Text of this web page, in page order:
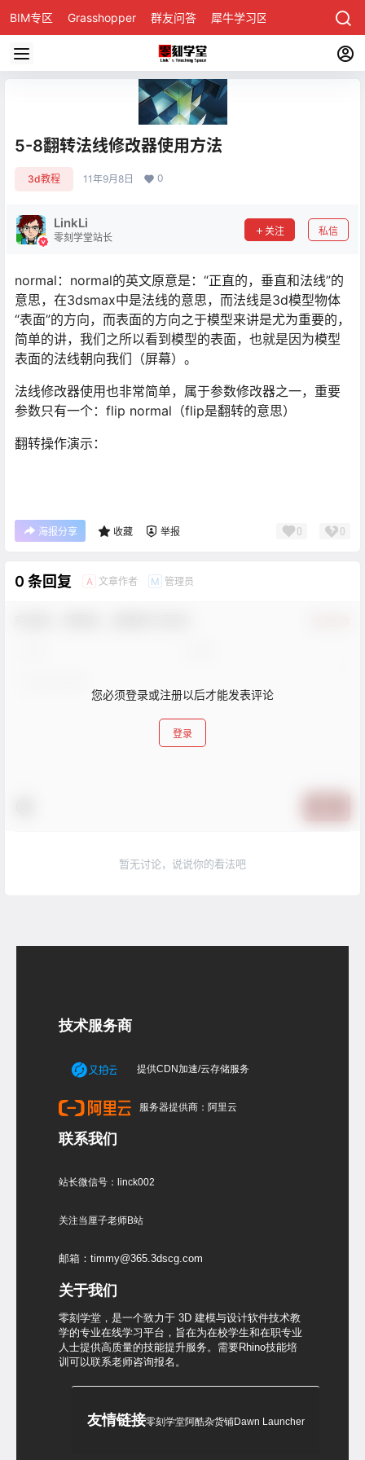
BIM专区 Grasshopper 群友问答 犀牛学习区
5-8翻转法线修改器使用方法
3d教程 11年9月8日 0
LinkLi
零刻学堂站长
关注 私信
normal：normal的英文原意是：“正直的，垂直和法线”的
意思，在3dsmax中是法线的意思，而法线是3d模型物体
“表面”的方向，而表面的方向之于模型来讲是尤为重要的，
简单的讲，我们之所以看到模型的表面，也就是因为模型
表面的法线朝向我们（屏幕）。
法线修改器使用也非常简单，属于参数修改器之一，重要
参数只有一个：flip normal（flip是翻转的意思）
翻转操作演示：
海报分享 收藏 举报 0 0
0 条回复 A 文章作者 M 管理员
您必须登录或注册以后才能发表评论
登录
暂无讨论，说说你的看法吧
技术服务商
提供CDN加速/云存储服务
服务器提供商：阿里云
联系我们
站长微信号：linck002
关注当厘子老师B站
邮箱：timmy@365.3dscg.com
关于我们
零刻学堂，是一个致力于 3D 建模与设计软件技术教
学的专业在线学习平台，旨在为在校学生和在职专业
人士提供高质量的技能提升服务。需要Rhino技能培
训可以联系老师咨询报名。
友情链接零刻学堂阿酷杂货铺Dawn Launcher